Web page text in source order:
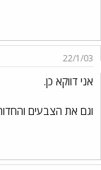
22/1/03
אני דווקא כן.
וגם את הצבעים